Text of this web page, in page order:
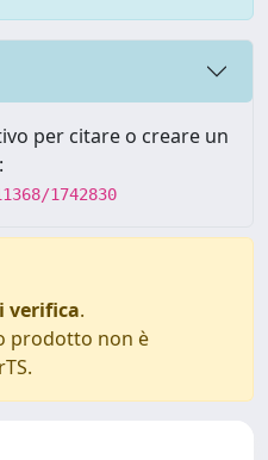
per citare o creare un
1742830
verifica.
prodotto non è